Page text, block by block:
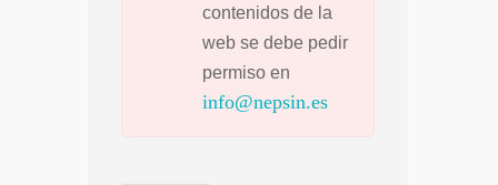
contenidos de la
web se debe pedir
permiso en
info@nepsin.es